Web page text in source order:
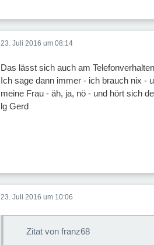
23. Juli 2016 um 08:14
Das lässt sich auch am
Ich sage dann immer - ich brauch nix -
meine Frau - äh, ja, nö - und hört sich
lg Gerd
23. Juli 2016 um 10:06
Zitat von franz68